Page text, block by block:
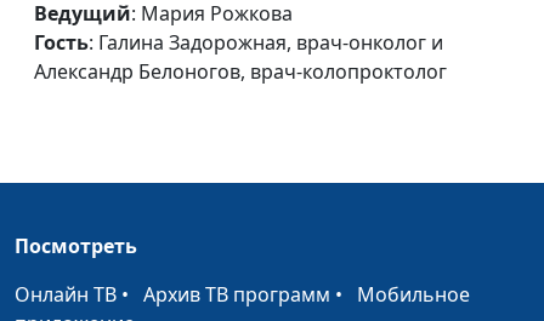
Злокачественные
Мария Рожкова, Галина
бояться?
Бондаренко, врач-нарколог
Страх сцены и
выступлений
Ведущий: Мария Рожкова
Гость: Галина Задорожная, врач-онколог и
Александр Белоногов, врач-колопроктолог
Посмотреть
Онлайн ТВ • Архив ТВ программ • Мобильное